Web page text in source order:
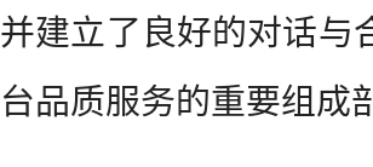
并建立了良好的对话与
台品质服务的重要组成